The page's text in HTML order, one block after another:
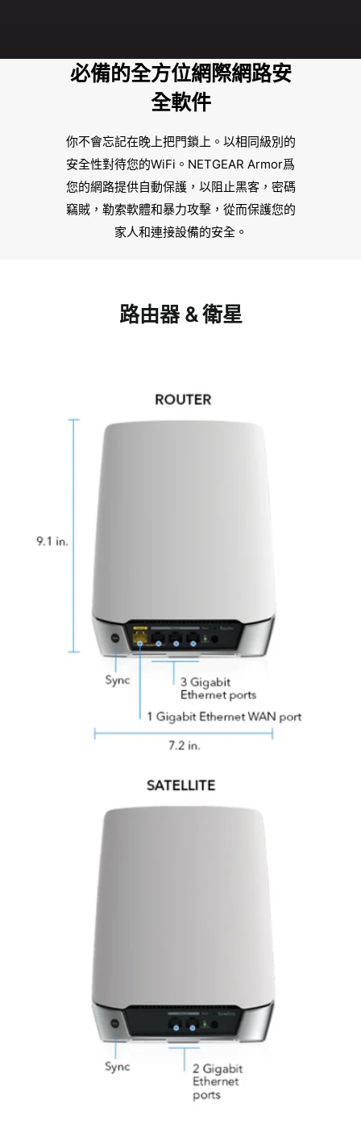
必備的全方位網際網路安
全軟件
你不會忘記在晚上把門鎖上。以相同級別的
安全性對待您的WiFi。NETGEAR Armor爲
您的網路提供自動保護，以阻止黑客，密碼
竊賊，勒索軟體和暴力攻擊，從而保護您的
家人和連接設備的安全。
路由器 & 衛星